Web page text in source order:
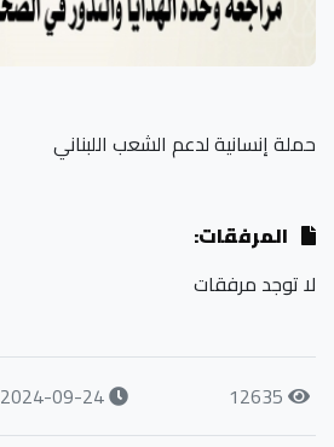
حملة إنسانية لدعم الشعب اللبناني
المرفقات:
لا توجد مرفقات
12635
2024-09-24